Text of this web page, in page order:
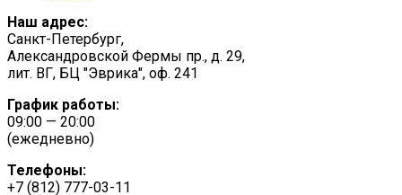
Наш адрес:
Санкт-Петербург,
Александровской Фермы пр., д. 29,
лит. ВГ, БЦ "Эврика", оф. 241
График работы:
09:00 — 20:00
(ежедневно)
Телефоны:
+7 (812) 777-03-11